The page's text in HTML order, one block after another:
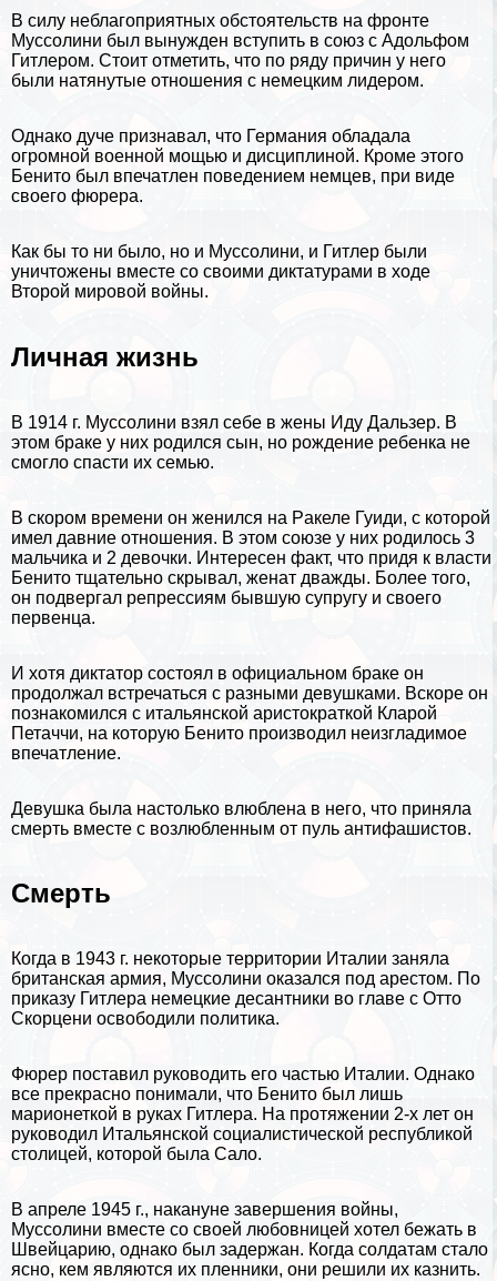
В силу нeблагоприятных обстоятельств на фронте
Муссолини был вынужден вступить в союз с Адольфом
Гитлером. Стоит отметить, что по ряду причин у него
были натянутые отношения с немецким лидером.
Однако дуче признавал, что Германия обладала
огромной военной мощью и дисциплиной. Кроме этого
Бенито был впечатлен поведением немцев, при виде
своего фюрера.
Как бы то ни было, но и Муссолини, и Гитлер были
уничтожены вместе со своими диктатурами в ходе
Второй мировой войны.
Личная жизнь
В 1914 г. Муссолини взял себе в жены Иду Дальзер. В
этом бpaке у них родился сын, но рождение ребенка не
смогло спасти их семью.
В скором времени он женился на Paкеле Гуиди, с которой
имел давние отношения. В этом союзе у них родилось 3
мальчика и 2 дeвoчки. Интересен факт, что придя к власти
Бенито тщательно скрывал, женат дважды. Более того,
он подвергал репрессиям бывшую супругу и своего
первенца.
И хотя диктатор состоял в официальном бpaке он
продолжал встречаться с разными дeвyшками. Вскоре он
познакомился с итальянской аристократкой Кларой
Петаччи, на которую Бенито производил неизгладимое
впечатление.
Дeвyшка была настолько влюблена в него, что приняла
cмepть вместе с возлюбленным от пуль антифашистов.
Cмepть
Когда в 1943 г. некоторые территории Италии заняла
британская армия, Муссолини оказался под арестом. По
приказу Гитлера немецкие десантники во главе с Отто
Скорцени освободили политика.
Фюрер поставил руководить его частью Италии. Однако
все прекрасно понимали, что Бенито был лишь
марионеткой в руках Гитлера. На протяжении 2-х лет он
руководил Итальянской социалистической республикой
столицей, которой была Сало.
В апреле 1945 г., накануне завершения войны,
Муссолини вместе со своей любовницей хотел бежать в
Швейцарию, однако был задержан. Когда солдатам стало
ясно, кем являются их пленники, они решили их казнить.